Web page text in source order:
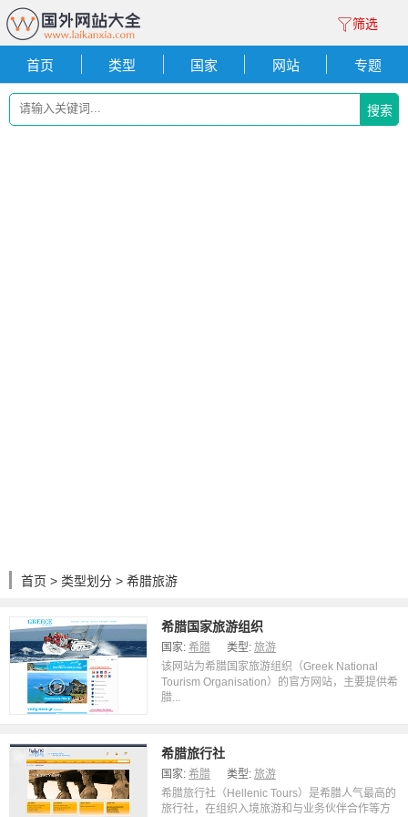
筛选
首页 类型 国家 网站 专题
搜索
首页 > 类型划分 > 希腊旅游
希腊国家旅游组织
国家: 希腊 类型: 旅游
该网站为希腊国家旅游组织（Greek National
Tourism Organisation）的官方网站，主要提供希
腊...
希腊旅行社
国家: 希腊 类型: 旅游
希腊旅行社（Hellenic Tours）是希腊人气最高的
旅行社，在组织入境旅游和与业务伙伴合作等方